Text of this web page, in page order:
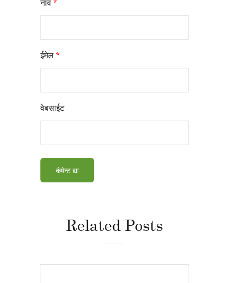
नाव *
ईमेल *
वेबसाईट
Related Posts